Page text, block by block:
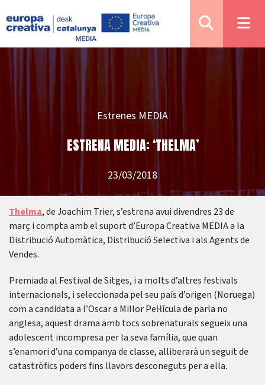
Estrenes MEDIA
ESTRENA MEDIA: ‘THELMA’
23/03/2018
Thelma, de Joachim Trier, s’estrena avui divendres 23 de
març i compta amb el suport d’Europa Creativa MEDIA a la
Distribució Automàtica, Distribució Selectiva i als Agents de
Vendes.
Premiada al Festival de Sitges, i a molts d’altres festivals
internacionals, i seleccionada pel seu país d’origen (Noruega)
com a candidata a l’Oscar a Millor Pel·lícula de parla no
anglesa, aquest drama amb tocs sobrenaturals segueix una
adolescent incompresa per la seva família, que quan
s’enamori d’una companya de classe, alliberarà un seguit de
catastròfics poders fins llavors desconeguts per a ella.